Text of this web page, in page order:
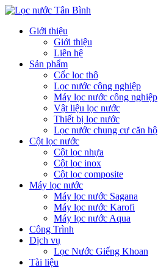
Giới thiệu
Giới thiệu
Liên hệ
Sản phẩm
Cốc lọc thô
Lọc nước công nghiệp
Máy lọc nước công nghiệp
Vật liệu lọc nước
Thiết bị lọc nước
Lọc nước chung cư căn hộ
Cột lọc nước
Cột lọc nhựa
Cột lọc inox
Cột lọc composite
Máy lọc nước
Máy lọc nước Sagana
Máy lọc nước Karofi
Máy lọc nước Aqua
Công Trình
Dịch vụ
Lọc Nước Giếng Khoan
Tài liệu